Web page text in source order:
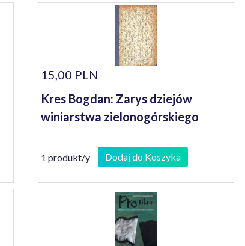
15,00 PLN
Kres Bogdan: Zarys dziejów
winiarstwa zielonogórskiego
1 produkt/y Dodaj do Koszyka